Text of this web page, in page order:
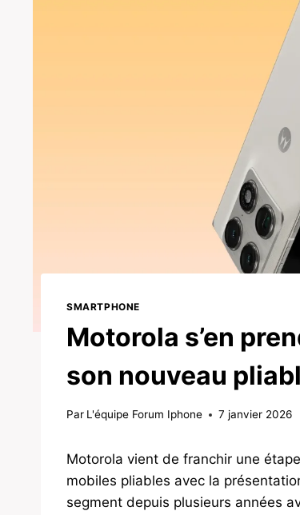
SMARTPHONE
Motorola s’en
son nouveau
Par L'équipe Forum Iphone 7 janvier 2026
Motorola vient de franchir une
mobiles pliables avec la
segment depuis plusieurs années